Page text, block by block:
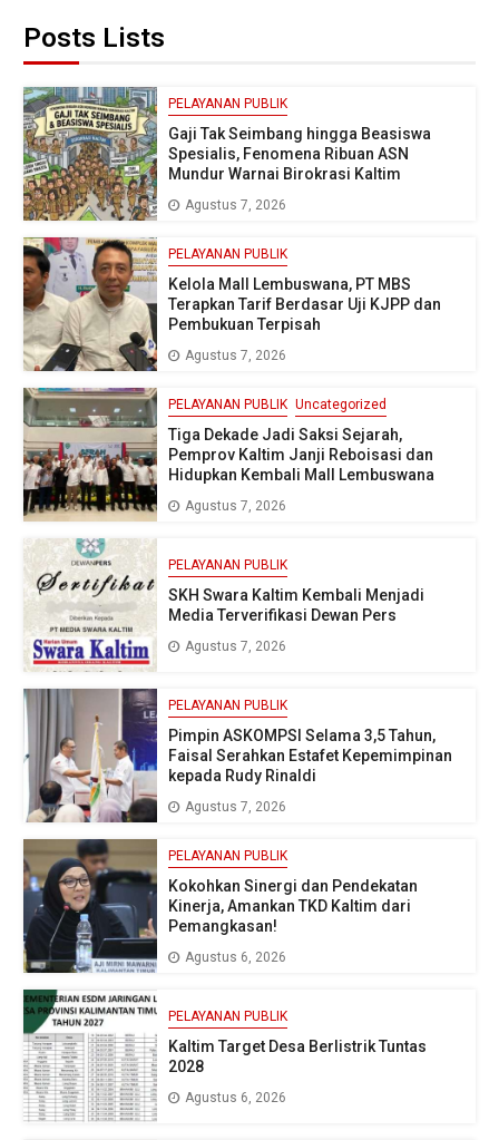
Posts Lists
PELAYANAN PUBLIK
Gaji Tak Seimbang hingga Beasiswa
Spesialis, Fenomena Ribuan ASN
Mundur Warnai Birokrasi Kaltim
Agustus 7, 2026
PELAYANAN PUBLIK
Kelola Mall Lembuswana, PT MBS
Terapkan Tarif Berdasar Uji KJPP dan
Pembukuan Terpisah
Agustus 7, 2026
PELAYANAN PUBLIK Uncategorized
Tiga Dekade Jadi Saksi Sejarah,
Pemprov Kaltim Janji Reboisasi dan
Hidupkan Kembali Mall Lembuswana
Agustus 7, 2026
PELAYANAN PUBLIK
SKH Swara Kaltim Kembali Menjadi
Media Terverifikasi Dewan Pers
Agustus 7, 2026
PELAYANAN PUBLIK
Pimpin ASKOMPSI Selama 3,5 Tahun,
Faisal Serahkan Estafet Kepemimpinan
kepada Rudy Rinaldi
Agustus 7, 2026
PELAYANAN PUBLIK
Kokohkan Sinergi dan Pendekatan
Kinerja, Amankan TKD Kaltim dari
Pemangkasan!
Agustus 6, 2026
PELAYANAN PUBLIK
Kaltim Target Desa Berlistrik Tuntas
2028
Agustus 6, 2026